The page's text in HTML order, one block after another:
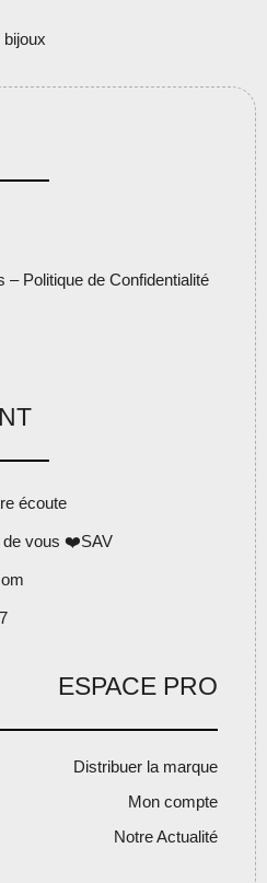
– Politique de Confidentialité
écoute
de vous ❤️SAV
ESPACE PRO
Distribuer la marque
Mon compte
Notre Actualité